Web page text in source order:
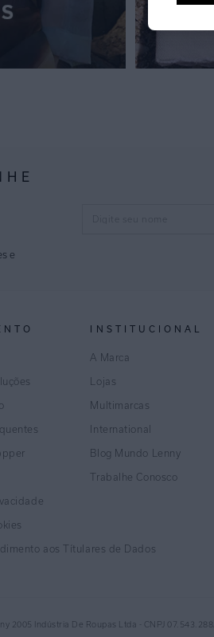
e
aos Títulares de Dados
INSTITUCIONAL
A Marca
Lojas
Multimarcas
International
Blog Mundo Lenny
Trabalhe Conosco
2005 Indústria De Roupas Ltda - CNPJ